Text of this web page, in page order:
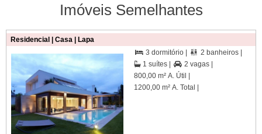
Imóveis Semelhantes
Residencial | Casa | Lapa
 3 dormitório |  2 banheiros |
1 suítes |  2 vagas |
800,00 m² A. Útil |
1200,00 m² A. Total |